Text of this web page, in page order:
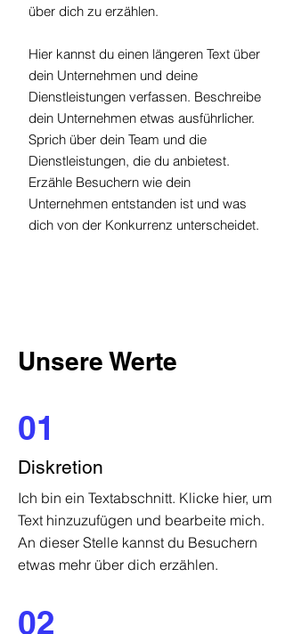
über dich zu erzählen.
Hier kannst du einen längeren Text über
dein Unternehmen und deine
Dienstleistungen verfassen. Beschreibe
dein Unternehmen etwas ausführlicher.
Sprich über dein Team und die
Dienstleistungen, die du anbietest.
Erzähle Besuchern wie dein
Unternehmen entstanden ist und was
dich von der Konkurrenz unterscheidet.
Unsere Werte
01
Diskretion
Ich bin ein Textabschnitt. Klicke hier, um
Text hinzuzufügen und bearbeite mich.
An dieser Stelle kannst du Besuchern
etwas mehr über dich erzählen.
02